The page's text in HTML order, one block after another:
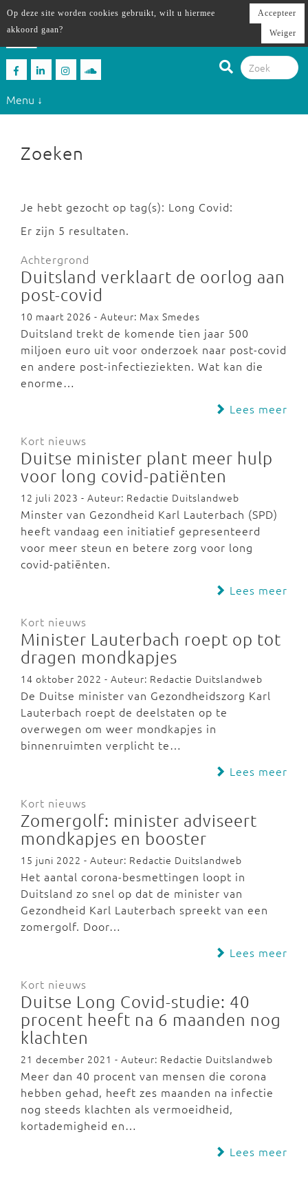
Menu ↓
Zoeken
Je hebt gezocht op tag(s): Long Covid:
Er zijn 5 resultaten.
Achtergrond
Duitsland verklaart de oorlog aan
post-covid
10 maart 2026 - Auteur: Max Smedes
Duitsland trekt de komende tien jaar 500
miljoen euro uit voor onderzoek naar post-covid
en andere post-infectieziekten. Wat kan die
enorme…
Lees meer
Kort nieuws
Duitse minister plant meer hulp
voor long covid-patiënten
12 juli 2023 - Auteur: Redactie Duitslandweb
Minster van Gezondheid Karl Lauterbach (SPD)
heeft vandaag een initiatief gepresenteerd
voor meer steun en betere zorg voor long
covid-patiënten.
Lees meer
Kort nieuws
Minister Lauterbach roept op tot
dragen mondkapjes
14 oktober 2022 - Auteur: Redactie Duitslandweb
De Duitse minister van Gezondheidszorg Karl
Lauterbach roept de deelstaten op te
overwegen om weer mondkapjes in
binnenruimten verplicht te…
Lees meer
Kort nieuws
Zomergolf: minister adviseert
mondkapjes en booster
15 juni 2022 - Auteur: Redactie Duitslandweb
Het aantal corona-besmettingen loopt in
Duitsland zo snel op dat de minister van
Gezondheid Karl Lauterbach spreekt van een
zomergolf. Door…
Lees meer
Kort nieuws
Duitse Long Covid-studie: 40
procent heeft na 6 maanden nog
klachten
21 december 2021 - Auteur: Redactie Duitslandweb
Meer dan 40 procent van mensen die corona
hebben gehad, heeft zes maanden na infectie
nog steeds klachten als vermoeidheid,
kortademigheid en…
Lees meer
Op deze site worden cookies gebruikt, wilt u hiermee
akkoord gaan?
Accepteer
Weiger